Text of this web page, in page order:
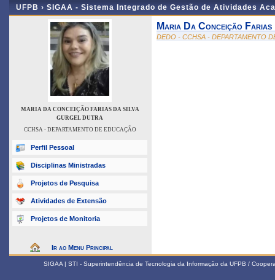
UFPB › SIGAA - Sistema Integrado de Gestão de Atividades
MARIA DA CONCEIÇÃO FARIAS DA SILVA
GURGEL DUTRA
CCHSA - DEPARTAMENTO DE EDUCAÇÃO
Perfil Pessoal
Disciplinas Ministradas
Projetos de Pesquisa
Atividades de Extensão
Projetos de Monitoria
Ir ao Menu Principal
Maria Da Conceição
DEDO - CCHSA - DEPARTAMENTO
SIGAA | STI - Superintendência de Tecnologia da Informação da UFPB /